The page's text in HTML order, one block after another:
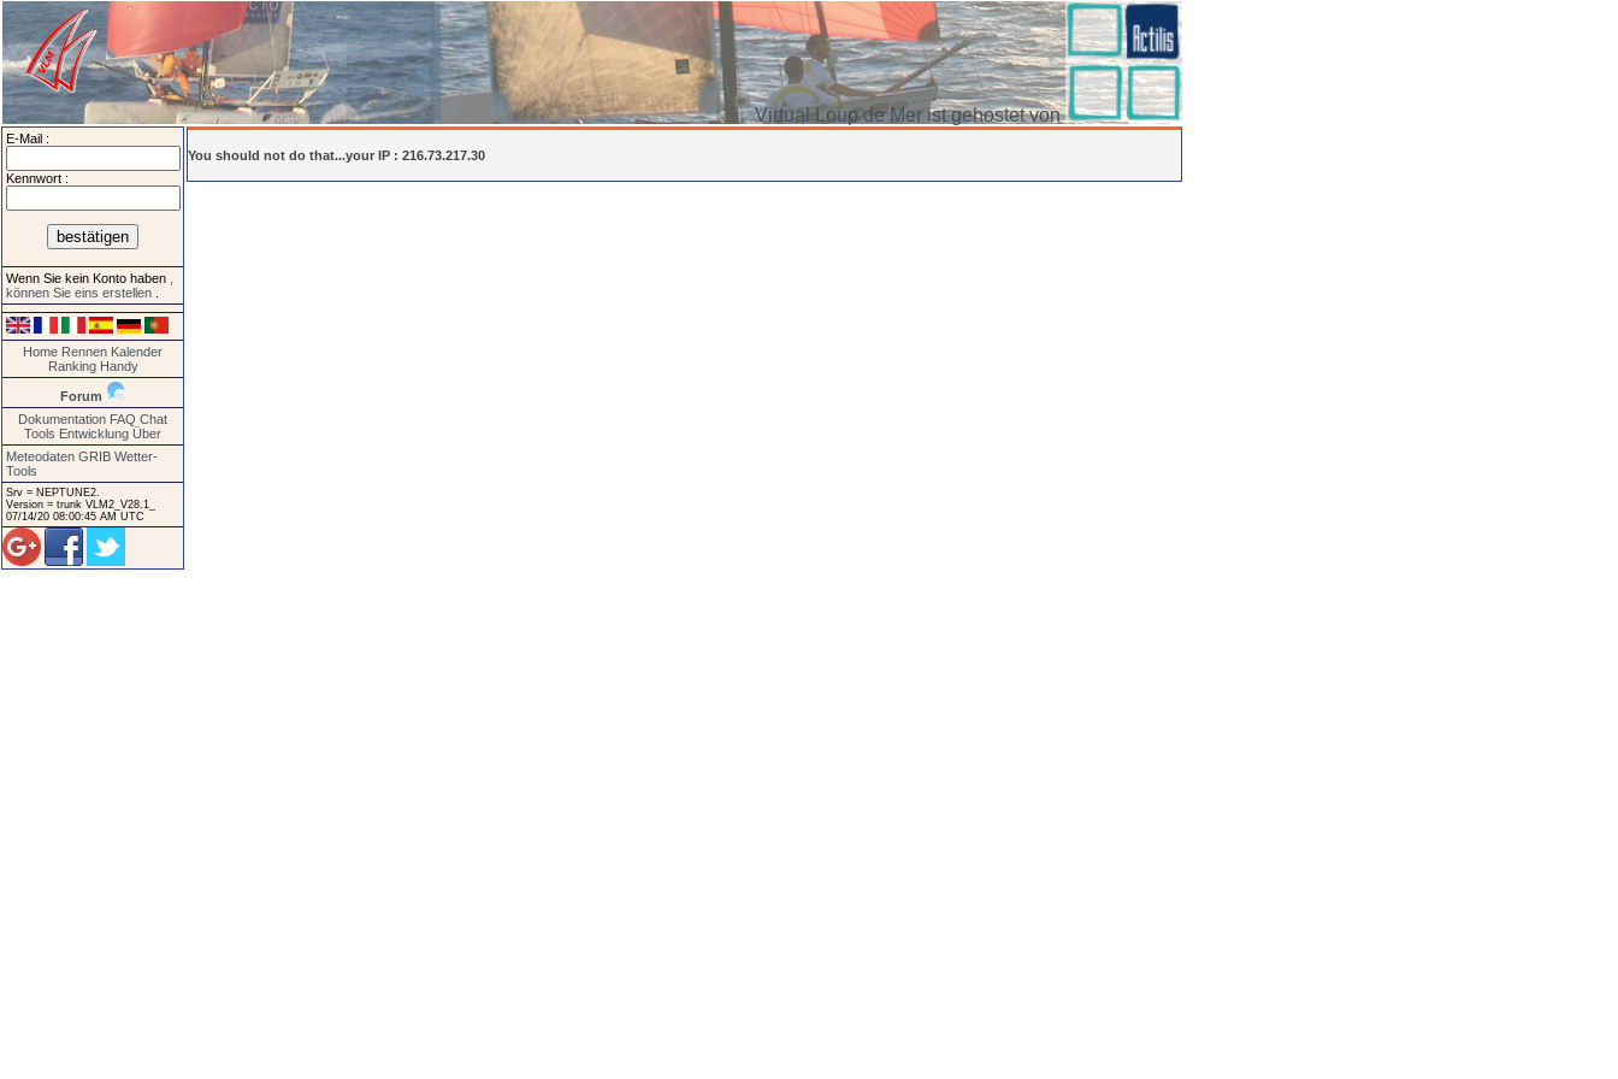
Virtual Loup de Mer ist gehostet von
E-Mail :
Kennwort :
Wenn Sie kein Konto haben
können Sie eins erstellen
Home Rennen Kalender
Ranking Handy
Forum
Dokumentation FAQ Chat
Tools Entwicklung Über
Meteodaten GRIB Wetter-
Tools
Srv = NEPTUNE2.
Version = trunk VLM2_V28.1_
07/14/20 08:00:45 AM UTC
You should not do that...your IP : 216.73.217.30